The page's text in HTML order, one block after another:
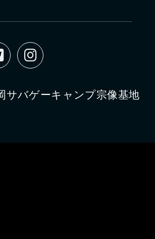
サバゲーキャンプ宗像基地